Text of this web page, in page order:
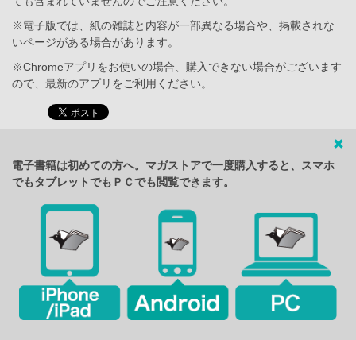
※電子版では、紙の雑誌と内容が一部異なる場合や、掲載されな
いページがある場合があります。
※Chromeアプリをお使いの場合、購入できない場合がございます
ので、最新のアプリをご利用ください。
電子書籍は初めての方へ。マガストアで一度購入すると、スマホ
でもタブレットでもＰＣでも閲覧できます。